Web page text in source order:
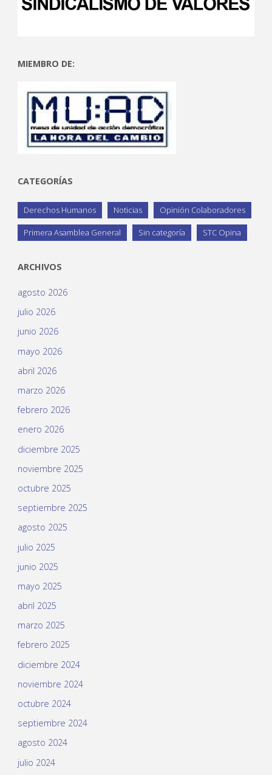
MIEMBRO DE:
CATEGORÍAS
Derechos Humanos Noticias Opinión Colaboradores
Primera Asamblea General Sin categoría STC Opina
ARCHIVOS
agosto 2026
julio 2026
junio 2026
mayo 2026
abril 2026
marzo 2026
febrero 2026
enero 2026
diciembre 2025
noviembre 2025
octubre 2025
septiembre 2025
agosto 2025
julio 2025
junio 2025
mayo 2025
abril 2025
marzo 2025
febrero 2025
diciembre 2024
noviembre 2024
octubre 2024
septiembre 2024
agosto 2024
julio 2024